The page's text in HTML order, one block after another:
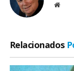
Site
Relacionados